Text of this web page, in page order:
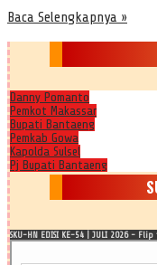
Baca Selengkapnya »
Danny Pomanto
Pemkot Makassar
Bupati Bantaeng
Pemkab Gowa
Kapolda Sulsel
Pj Bupati Bantaeng
SKU-HN EDISI KE-54 | JULI 2026 -